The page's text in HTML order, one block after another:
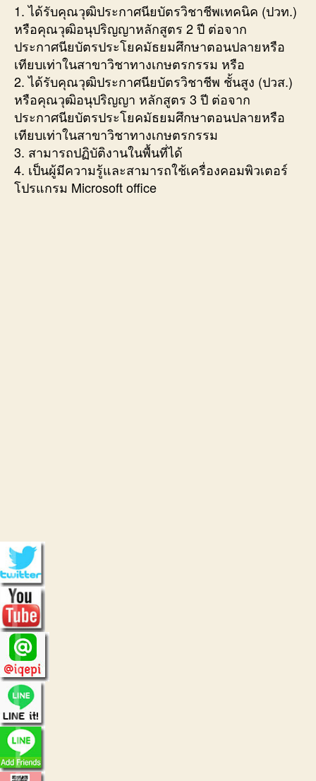
1. ได้รับคุณวุฒิประกาศนียบัตรวิชาชีพเทคนิค (ปวท.)
หรือคุณวุฒิอนุปริญญาหลักสูตร 2 ปี ต่อจาก
ประกาศนียบัตรประโยคมัธยมศึกษาตอนปลายหรือ
เทียบเท่าในสาขาวิชาทางเกษตรกรรม หรือ
2. ได้รับคุณวุฒิประกาศนียบัตรวิชาชีพ ชั้นสูง (ปวส.)
หรือคุณวุฒิอนุปริญญา หลักสูตร 3 ปี ต่อจาก
ประกาศนียบัตรประโยคมัธยมศึกษาตอนปลายหรือ
เทียบเท่าในสาขาวิชาทางเกษตรกรรม
3. สามารถปฏิบัติงานในพื้นที่ได้
4. เป็นผู้มีความรู้และสามารถใช้เครื่องคอมพิวเตอร์
โปรแกรม Microsoft office